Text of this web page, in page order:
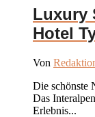
Luxury
Hotel
Von
Die schönste
Das
Erlebnis...